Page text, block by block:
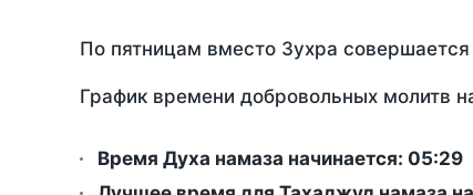
По пятницам вместо Зухра
График времени добровольных молитв
Время Духа намаза начинается: 05:29